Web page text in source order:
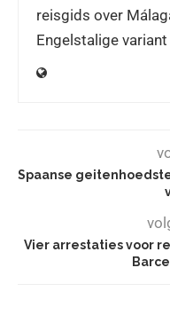
reisgids over
Engelstalige
Spaanse
Vier arrestaties voor